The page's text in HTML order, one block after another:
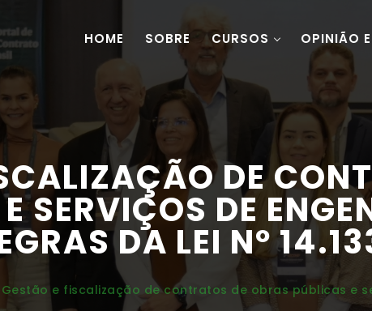
HOME SOBRE CURSOS OPINIÃO
DE
SERVIÇOS DE
DA LEI Nº
Gestão e fiscalização de contratos de obras públicas e